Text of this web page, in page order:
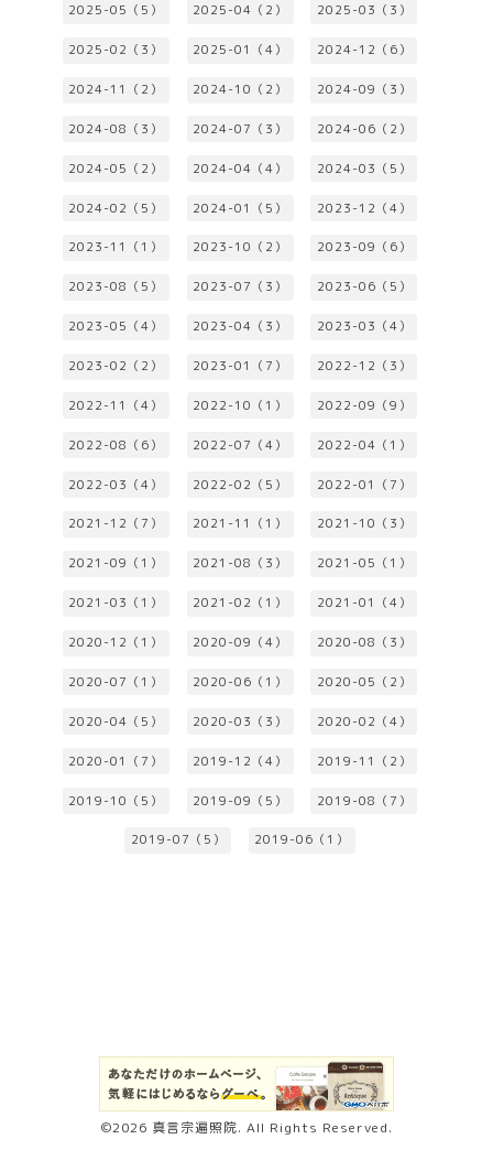
2025-05（5） 2025-04（2） 2025-03（3）
2025-02（3） 2025-01（4） 2024-12（6）
2024-11（2） 2024-10（2） 2024-09（3）
2024-08（3） 2024-07（3） 2024-06（2）
2024-05（2） 2024-04（4） 2024-03（5）
2024-02（5） 2024-01（5） 2023-12（4）
2023-11（1） 2023-10（2） 2023-09（6）
2023-08（5） 2023-07（3） 2023-06（5）
2023-05（4） 2023-04（3） 2023-03（4）
2023-02（2） 2023-01（7） 2022-12（3）
2022-11（4） 2022-10（1） 2022-09（9）
2022-08（6） 2022-07（4） 2022-04（1）
2022-03（4） 2022-02（5） 2022-01（7）
2021-12（7） 2021-11（1） 2021-10（3）
2021-09（1） 2021-08（3） 2021-05（1）
2021-03（1） 2021-02（1） 2021-01（4）
2020-12（1） 2020-09（4） 2020-08（3）
2020-07（1） 2020-06（1） 2020-05（2）
2020-04（5） 2020-03（3） 2020-02（4）
2020-01（7） 2019-12（4） 2019-11（2）
2019-10（5） 2019-09（5） 2019-08（7）
2019-07（5） 2019-06（1）
©2026 真言宗遍照院. All Rights Reserved.